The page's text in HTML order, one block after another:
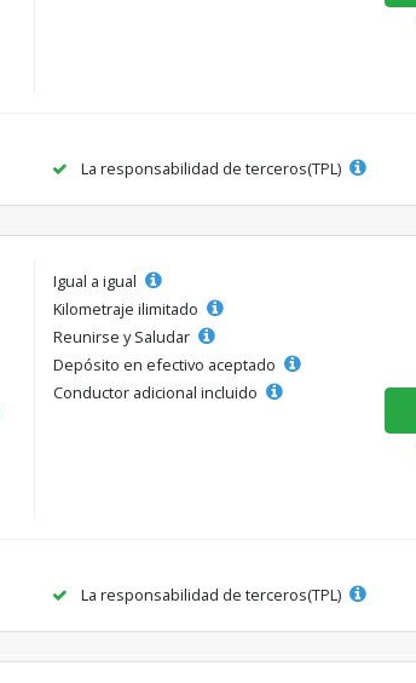
La responsabilidad de terceros(TPL)
Igual a igual
Kilometraje ilimitado
Reunirse y Saludar
Depósito en efectivo aceptado
Conductor adicional incluido
La responsabilidad de terceros(TPL)